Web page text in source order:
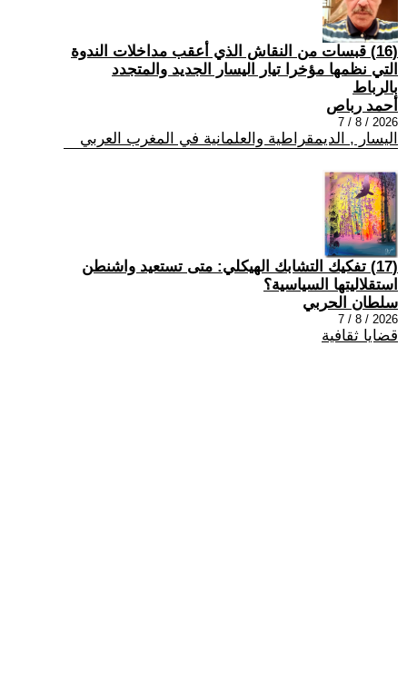
(16) قبسات من النقاش الذي أعقب مداخلات الندوة
التي نظمها مؤخرا تيار اليسار الجديد والمتجدد
بالرباط
أحمد رباص
2026 / 8 / 7
اليسار , الديمقراطية والعلمانية في المغرب العربي
(17) تفكيك التشابك الهيكلي: متى تستعيد واشنطن
استقلاليتها السياسية؟
سلطان الحربي
2026 / 8 / 7
قضايا ثقافية